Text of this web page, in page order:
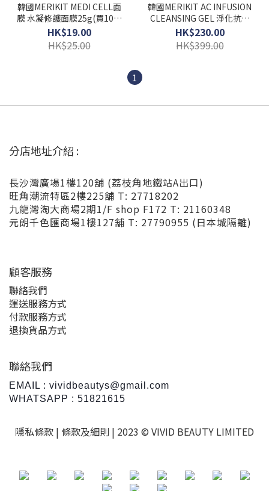
韓國MERIKIT MEDI CELL面
膜 水凝修護面膜25g(買10送
1)
HK$19.00
HK$25.00
韓國MERIKIT AC INFUSION
CLEANSING GEL 淨化抗痘
潔面啫喱480ml
HK$230.00
HK$399.00
1
分店地址介紹 :
長沙灣廣場1樓120舖 (荔枝角地鐵站A出口)
旺角潮流特區2樓225舖 T: 27718202
九龍灣淘大商場2期1/F shop F172 T: 21160348
元朗千色匯商場1樓127舖 T: 27790955 (日本城隔離)
顧客服務
聯絡我們
運送服務方式
付款服務方式
退換貨品方式
聯絡我們
EMAIL : vividbeautys@gmail.com
WHATSAPP : 51821615
隱私條款 | 條款及細則 | 2023 © VIVID BEAUTY LIMITED